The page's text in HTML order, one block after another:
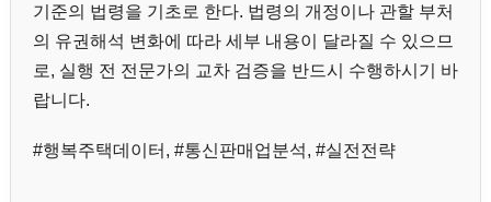
기준의 법령을 기초로 한다. 법령의 개정이나 관할 부처
의 유권해석 변화에 따라 세부 내용이 달라질 수 있으므
로, 실행 전 전문가의 교차 검증을 반드시 수행하시기 바
랍니다.
#행복주택데이터, #통신판매업분석, #실전전략